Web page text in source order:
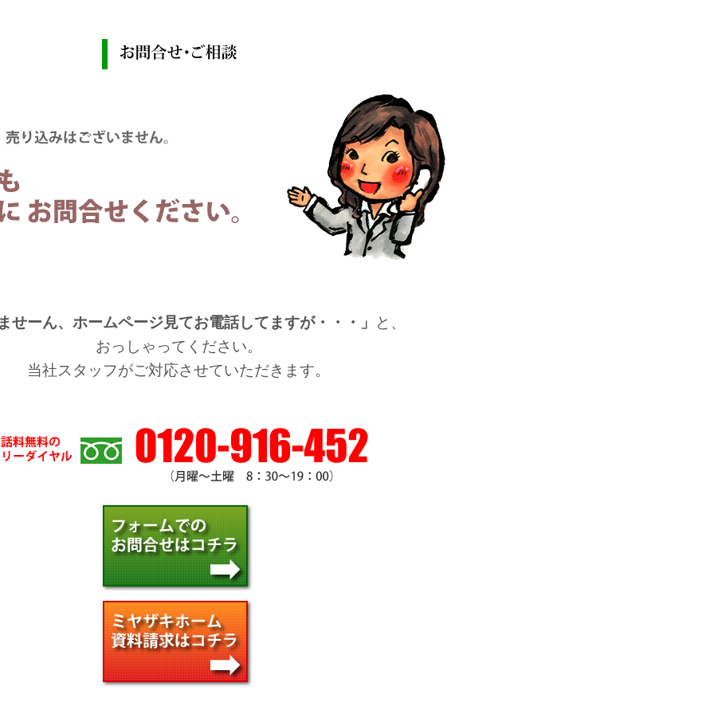
せーん、ホームページ見てお電話してますが・・・」
と、
おっしゃってください。
当社スタッフがご対応させていただきます。